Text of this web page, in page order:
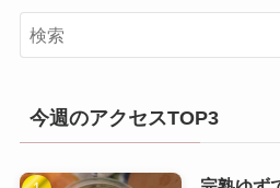
今週のアクセスTOP3